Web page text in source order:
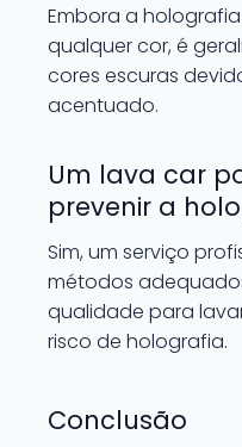
Embora a
qualquer cor, é
cores escuras
acentuado.
Um lava car
prevenir a
Sim, um serviço
métodos
qualidade para
risco de holografia.
Conclusão